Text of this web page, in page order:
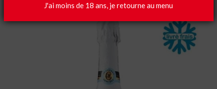
J'ai moins de 18 ans, je retourne au menu